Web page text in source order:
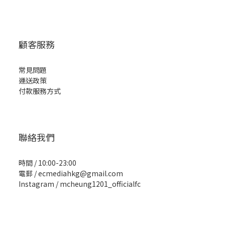
顧客服務
常見問題
運送政策
付款服務方式
聯絡我們
時間 / 10:00-23:00
電郵 / ecmediahkg@gmail.com
Instagram / mcheung1201_officialfc